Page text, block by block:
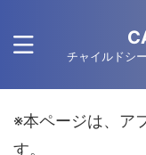
チャイルドシ
※本ページは、ア
す。